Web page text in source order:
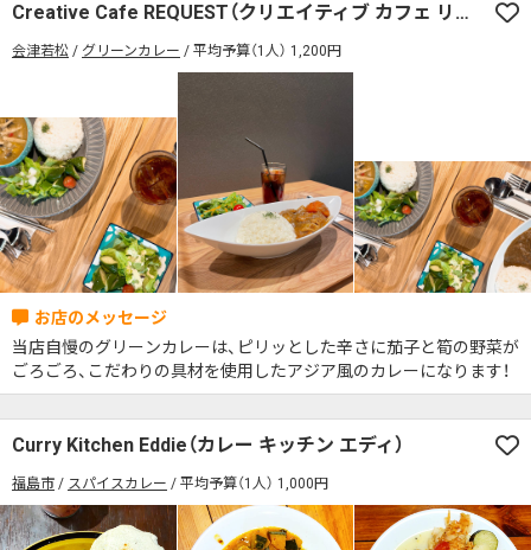
Creative Cafe REQUEST（クリエイティブ カフェ リクエスト）
会津若松 グリーンカレー 平均予算（1人） 1,200円
当店自慢のグリーンカレーは、ピリッとした辛さに茄子と筍の野菜が
ごろごろ、こだわりの具材を使用したアジア風のカレーになります！
Curry Kitchen Eddie（カレー キッチン エディ）
福島市 スパイスカレー 平均予算（1人） 1,000円